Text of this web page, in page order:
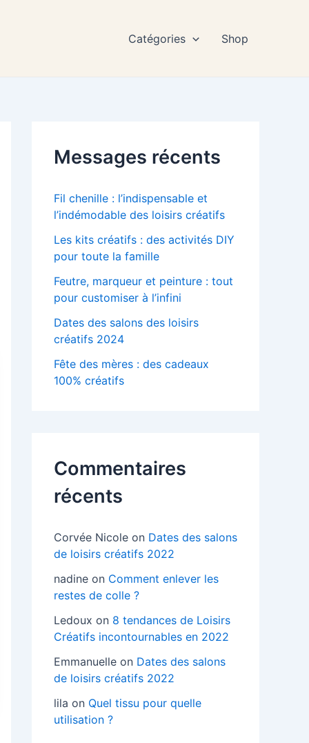
Catégories Shop
Messages récents
Fil chenille : l’indispensable et
l’indémodable des loisirs créatifs
Les kits créatifs : des activités DIY
pour toute la famille
Feutre, marqueur et peinture : tout
pour customiser à l’infini
Dates des salons des loisirs
créatifs 2024
Fête des mères : des cadeaux
100% créatifs
Commentaires
récents
Corvée Nicole on Dates des salons
de loisirs créatifs 2022
nadine on Comment enlever les
restes de colle ?
Ledoux on 8 tendances de Loisirs
Créatifs incontournables en 2022
Emmanuelle on Dates des salons
de loisirs créatifs 2022
lila on Quel tissu pour quelle
utilisation ?